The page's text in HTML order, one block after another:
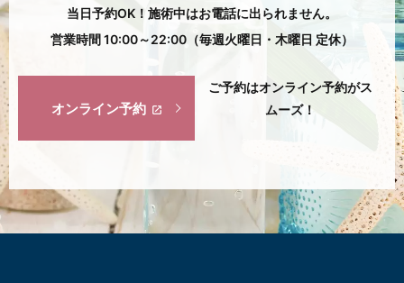
当日予約OK！施術中はお電話に出られません。
営業時間 10:00～22:00（毎週火曜日・木曜日 定休）
オンライン予約
ご予約はオンライン予約がス
ムーズ！